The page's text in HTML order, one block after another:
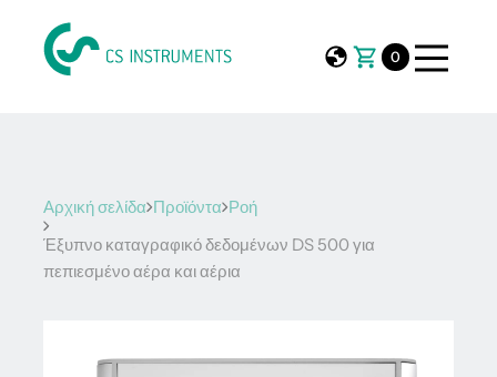
0
Αρχική σελίδα Προϊόντα Ροή
Έξυπνο καταγραφικό δεδομένων DS 500 για
πεπιεσμένο αέρα και αέρια